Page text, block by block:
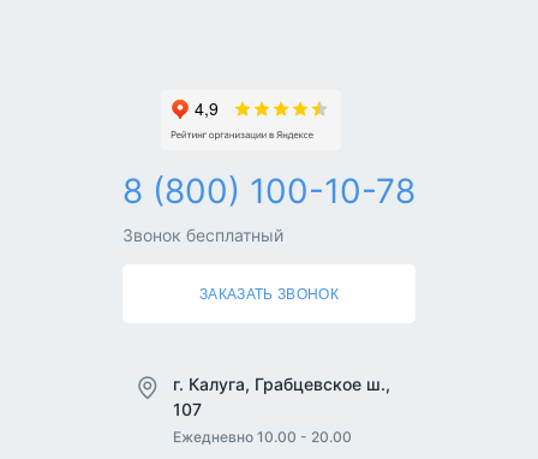
8 (800) 100-10-78
Звонок бесплатный
ЗАКАЗАТЬ ЗВОНОК
г. Калуга, Грабцевское ш.,
107
Ежедневно 10.00 - 20.00